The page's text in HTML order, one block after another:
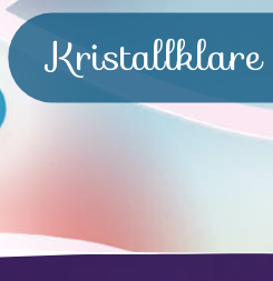
Kristallklare